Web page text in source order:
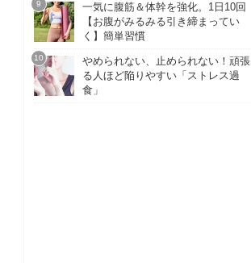
一気に腹筋＆体幹を強化。1日10回
【お腹がみるみる引き締まってい
く】簡単習慣
やめられない、止められない！頑張
る人ほど陥りやすい「ストレス過
食」